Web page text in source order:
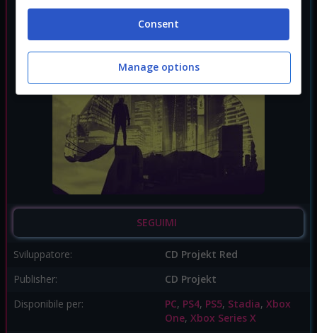
SEGUIMI
Sviluppatore:
CD Projekt Red
Publisher:
CD Projekt
Disponibile per:
PC, PS4, PS5, Stadia, Xbox
One, Xbox Series X
Consent
Manage options